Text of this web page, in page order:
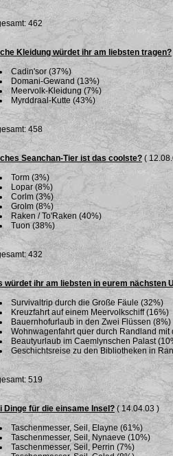
462
Kleidung würdet ihr am liebsten tragen?
Cadin'sor (37%)
Domani-Gewand (13%)
Meervolk-Kleidung (7%)
Myrddraal-Kutte (43%)
458
Seanchan-Tier ist das coolste? (
Torm (3%)
Lopar (8%)
Corlm (3%)
Grolm (8%)
Raken / To'Raken (40%)
Tuon (38%)
432
würdet ihr am liebsten in eurem nächsten
Survivaltrip durch die Große Fäule (32%)
Kreuzfahrt auf einem Meervolkschiff (16%)
Bauernhofurlaub in den Zwei Flüssen (8%)
Wohnwagenfahrt quer durch Randland mit
Beautyurlaub im Caemlynschen Palast
Geschichtsreise zu den Bibliotheken in
519
Dinge für die einsame Insel?( 14.04.03 )
Taschenmesser, Seil, Elayne (61%)
Taschenmesser, Seil, Nynaeve (10%)
Taschenmesser, Seil, Perrin (7%)